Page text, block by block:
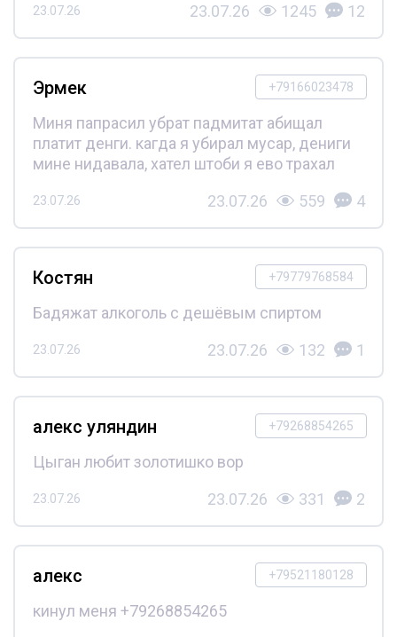
23.07.26 23.07.26 1245 12
+79166023478
Эрмек
Миня папрасил убрат падмитат абищал
платит денги. кагда я убирал мусар, дениги
мине нидавала, хател штоби я ево трахал
23.07.26 23.07.26 559 4
+79779768584
Костян
Бадяжат алкоголь с дешёвым спиртом
23.07.26 23.07.26 132 1
+79268854265
алекс уляндин
Цыган любит золотишко вор
23.07.26 23.07.26 331 2
+79521180128
алекс
кинул меня +79268854265